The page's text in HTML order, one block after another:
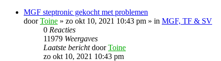
MGF steptronic gekocht met problemen
doorToine » zo okt 10, 2021 10:43 pm » in MGF, TF & SV
0 Reacties
11979 Weergaves
Laatste berichtdoorToine
zo okt 10, 2021 10:43 pm